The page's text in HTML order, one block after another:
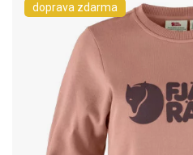
doprava zdarma